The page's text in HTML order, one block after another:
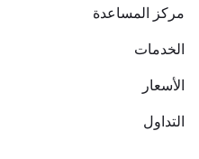
مركز المساعدة
الخدمات
الأسعار
التداول